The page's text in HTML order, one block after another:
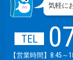
気軽に
TEL
【営業時間】8:45